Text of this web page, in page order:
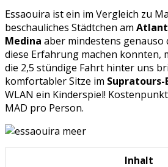
Essaouira ist ein im Vergleich zu
beschauliches Städtchen am
Medina aber mindestens genauso
diese Erfahrung machen konnten,
die 2,5 stündige Fahrt hinter uns
komfortabler Sitze im Supratours-
WLAN ein Kinderspiel!
MAD pro Person.
Inhalt